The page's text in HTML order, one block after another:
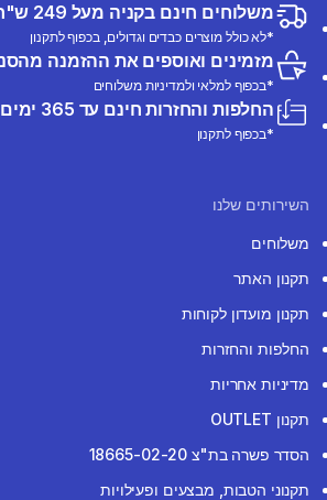
משלוחים חינם בקניה מעל 249 ש"ח
*לא כולל מוצרים כבדים וגדולים, בכפוף לתקנון
מזמינים ואוספים את ההזמנה
*בכפוף למלאי ולמדיניות משלוחים
החלפות והחזרות חינם עד 365 ימים ממועד הרכישה
*בכפוף לתקנון
השירותים שלנו
משלוחים
תקנון האתר
תקנון מועדון לקוחות
החלפות והחזרות
מדיניות אחריות
תקנון OUTLET
הסדר פשרה בת"צ 18665-02-20
תקנוני הטבות, מבצעים ופעילויות